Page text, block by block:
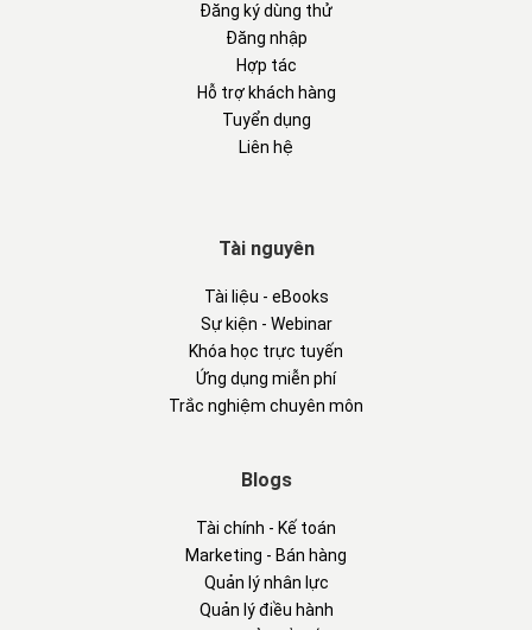
Đăng ký dùng thử
Đăng nhập
Hợp tác
Hỗ trợ khách hàng
Tuyển dụng
Liên hệ
Tài nguyên
Tài liệu - eBooks
Sự kiện - Webinar
Khóa học trực tuyến
Ứng dụng miễn phí
Trắc nghiệm chuyên môn
Blogs
Tài chính - Kế toán
Marketing - Bán hàng
Quản lý nhân lực
Quản lý điều hành